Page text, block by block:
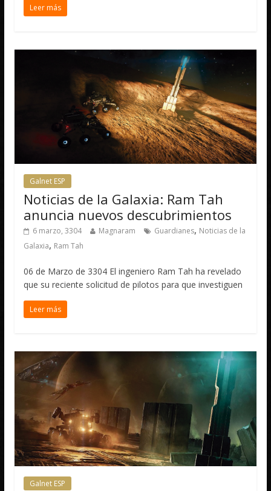
Leer más
Galnet ESP
Noticias de la Galaxia: Ram Tah
anuncia nuevos descubrimientos
6 marzo, 3304 Magnaram Guardianes, Noticias de la
Galaxia, Ram Tah
06 de Marzo de 3304 El ingeniero Ram Tah ha revelado
que su reciente solicitud de pilotos para que investiguen
Leer más
Galnet ESP